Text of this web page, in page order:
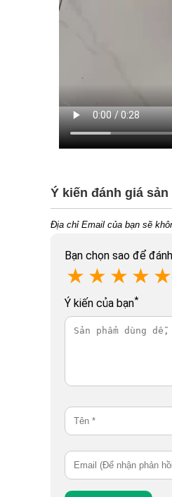
Ý kiến đánh giá sản
Địa chỉ Email của bạn sẽ
Bạn chọn sao để
★ ★ ★ ★ ★
Ý kiến của bạn*